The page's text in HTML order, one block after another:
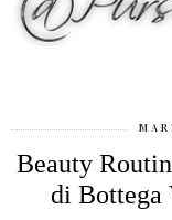
Beauty
di Bottega